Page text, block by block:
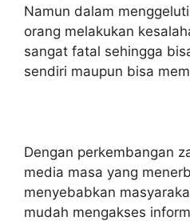
Namun dalam
orang melakukan
sangat fatal sehingga
sendiri maupun bisa
Dengan perkembangan
media masa yang
menyebabkan
mudah mengakses